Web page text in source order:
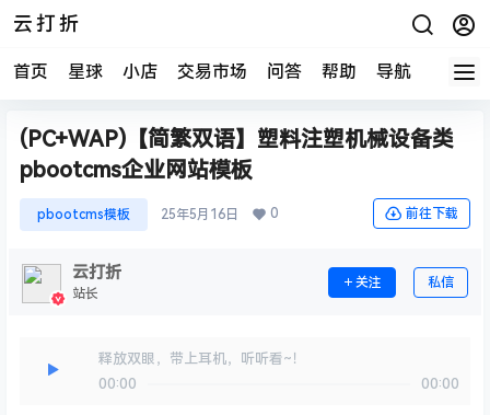
云打折
首页 星球 小店 交易市场 问答 帮助 导航 快报
(PC+WAP)【简繁双语】塑料注塑机械设备类
pbootcms企业网站模板
pbootcms模板 25年5月16日 0 前往下载
云打折
站长
关注 私信
释放双眼，带上耳机，听听看~！
00:00
00:00